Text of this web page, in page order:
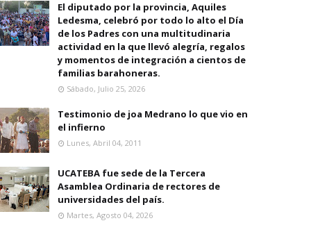
El diputado por la provincia, Aquiles
Ledesma, celebró por todo lo alto el Día
de los Padres con una multitudinaria
actividad en la que llevó alegría, regalos
y momentos de integración a cientos de
familias barahoneras.
Sábado, Julio 25, 2026
Testimonio de joa Medrano lo que vio en
el infierno
Lunes, Abril 04, 2011
UCATEBA fue sede de la Tercera
Asamblea Ordinaria de rectores de
universidades del país.
Martes, Agosto 04, 2026